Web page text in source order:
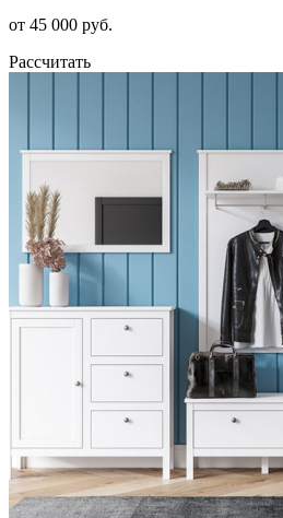
от 45 000 руб.
Рассчитать